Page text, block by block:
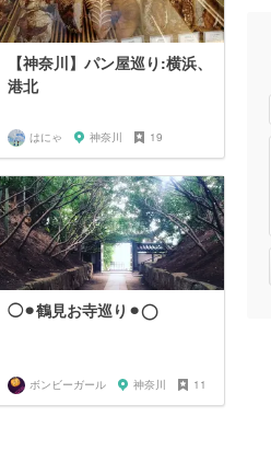
【神奈川】パン屋巡り:横浜、
港北
はにゃ 神奈川 19
◯⚫︎鶴見お寺巡り⚫︎◯
ボンビーガール 神奈川 11